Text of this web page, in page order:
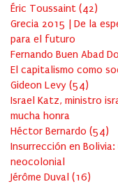
Éric Toussaint (42)
Grecia 2015 | De la
para el futuro
Fernando Buen Abad
El capitalismo como
Gideon Levy (54)
Israel Katz, ministro
mucha honra
Héctor Bernardo (54)
Insurrección en
neocolonial
Jérôme Duval (16)